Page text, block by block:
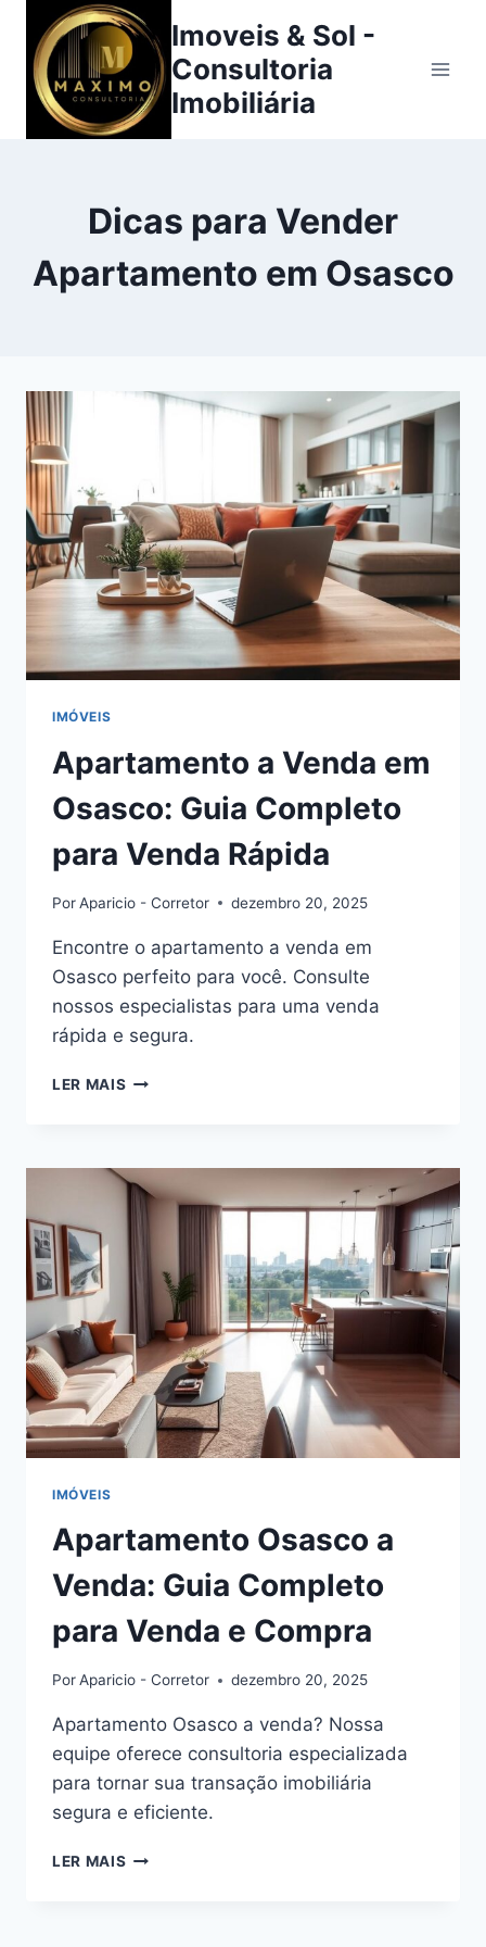
para
Conteúdo
Imoveis & Sol -
Consultoria
Imobiliária
Dicas para Vender
Apartamento em Osasco
IMÓVEIS
Apartamento a Venda em
Osasco: Guia Completo
para Venda Rápida
PorAparicio - Corretor dezembro 20, 2025
Encontre o apartamento a venda em
Osasco perfeito para você. Consulte
nossos especialistas para uma venda
rápida e segura.
LER MAIS APARTAMENTO
OSASCO:
GUIA
COMPLETO
RÁPIDA
IMÓVEIS
Apartamento Osasco a
Venda: Guia Completo
para Venda e Compra
PorAparicio - Corretor dezembro 20, 2025
Apartamento Osasco a venda? Nossa
equipe oferece consultoria especializada
para tornar sua transação imobiliária
segura e eficiente.
LER MAIS APARTAMENTO